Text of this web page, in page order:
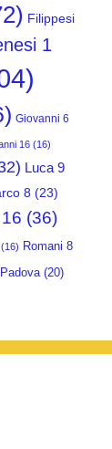
Filippesi
1
Giovanni 6
16 (16)
Luca 9
8 (23)
(36)
(16) Romani 8
(20)